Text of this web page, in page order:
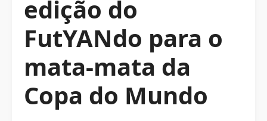
edição do
FutYANdo para o
mata-mata da
Copa do Mundo